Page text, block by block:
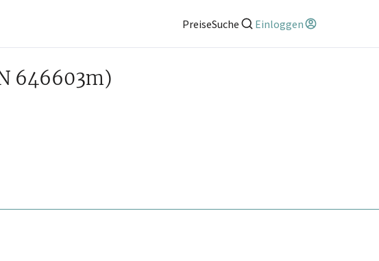
PreiseSuche Einloggen
646603m)